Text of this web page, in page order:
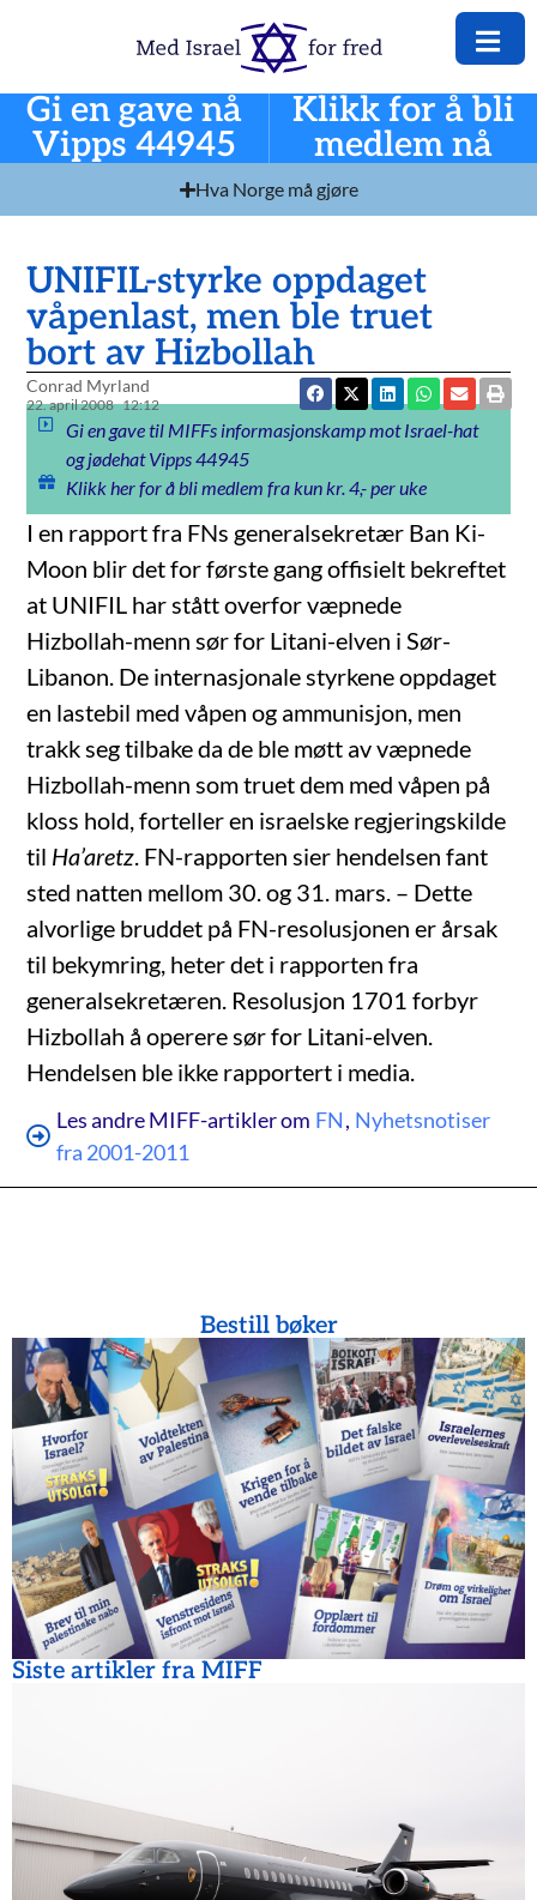
Gi en gave nå
Vipps 44945
Klikk for å bli
medlem nå
Hva Norge må gjøre
UNIFIL-styrke oppdaget
våpenlast, men ble truet
bort av Hizbollah
Conrad Myrland
22. april 2008 12:12
Gi en gave til MIFFs informasjonskamp mot Israel-hat
og jødehat Vipps 44945
Klikk her for å bli medlem fra kun kr. 4,- per uke
I en rapport fra FNs generalsekretær Ban Ki-
Moon blir det for første gang offisielt bekreftet
at UNIFIL har stått overfor væpnede
Hizbollah-menn sør for Litani-elven i Sør-
Libanon. De internasjonale styrkene oppdaget
en lastebil med våpen og ammunisjon, men
trakk seg tilbake da de ble møtt av væpnede
Hizbollah-menn som truet dem med våpen på
kloss hold, forteller en israelske regjeringskilde
til Ha’aretz. FN-rapporten sier hendelsen fant
sted natten mellom 30. og 31. mars. – Dette
alvorlige bruddet på FN-resolusjonen er årsak
til bekymring, heter det i rapporten fra
generalsekretæren. Resolusjon 1701 forbyr
Hizbollah å operere sør for Litani-elven.
Hendelsen ble ikke rapportert i media.
Les andre MIFF-artikler om FN, Nyhetsnotiser
fra 2001-2011
Bestill bøker
Siste artikler fra MIFF